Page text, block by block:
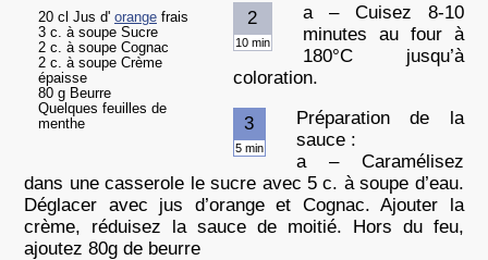
20 cl Jus d' orangefrais
3 c. à soupe Sucre
2 c. à soupe Cognac
2 c. à soupe Crème
épaisse
80 g Beurre
Quelques feuilles de
menthe
2
10 min
a – Cuisez 8-10
minutes au four à
180°C jusqu’à
coloration.
3
5 min
Préparation de la
sauce :
a – Caramélisez
dans une casserole le sucre avec 5 c. à soupe d’eau.
Déglacer avec jus d’orange et Cognac. Ajouter la
crème, réduisez la sauce de moitié. Hors du feu,
ajoutez 80g de beurre